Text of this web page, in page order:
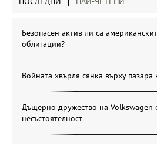
Безопасен актив ли са
облигации?
Войната хвърля сянка върху пазара
Дъщерно дружество на Volkswagen
несъстоятелност